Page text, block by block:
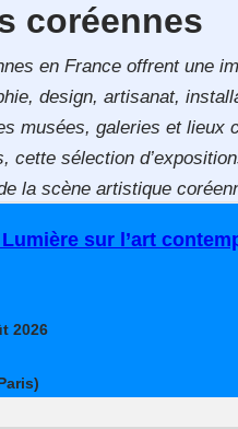
coréennes
en France offrent une
design, artisanat,
musées, galeries et lieux
cette sélection
la scène artistique
sur l’art
2026